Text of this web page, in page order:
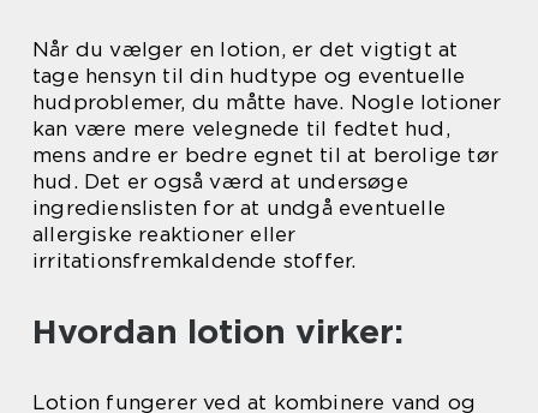
Når du vælger en lotion, er det vigtigt at
tage hensyn til din hudtype og eventuelle
hudproblemer, du måtte have. Nogle lotioner
kan være mere velegnede til fedtet hud,
mens andre er bedre egnet til at berolige tør
hud. Det er også værd at undersøge
ingredienslisten for at undgå eventuelle
allergiske reaktioner eller
irritationsfremkaldende stoffer.
Hvordan lotion virker:
Lotion fungerer ved at kombinere vand og